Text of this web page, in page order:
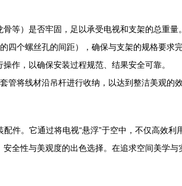
等）是否牢固，足以承受电视和支架的总重量
四个螺丝孔的间距），确保与支架的规格要求完
作，以确保安装过程规范、结果安全可靠。
管将线材沿吊杆进行收纳，以达到整洁美观的效
件。它通过将电视“悬浮”于空中，不仅高效
全性与美观度的出色选择。在追求空间美学